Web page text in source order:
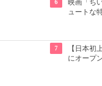
6
映画「ち
ュートな
7
【日本初
にオープ